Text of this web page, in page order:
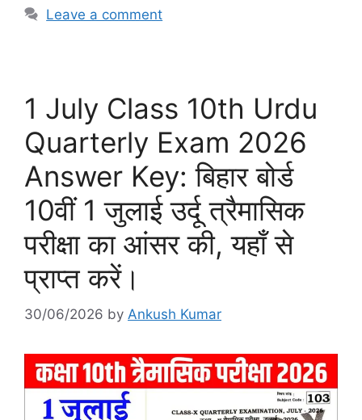
Leave a comment
1 July Class 10th Urdu
Quarterly Exam 2026
Answer Key: बिहार बोर्ड
10वीं 1 जुलाई उर्दू त्रैमासिक
परीक्षा का आंसर की, यहाँ से
प्राप्त करें।
30/06/2026 by Ankush Kumar